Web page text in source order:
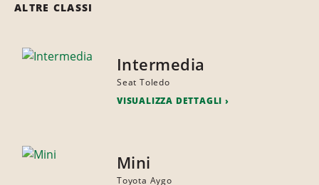
ALTRE CLASSI
Intermedia
Seat Toledo
VISUALIZZA DETTAGLI
Mini
Toyota Aygo